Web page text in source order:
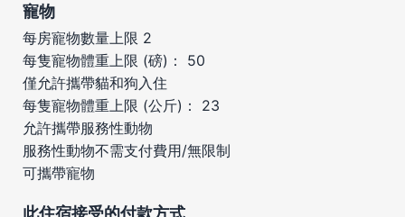
寵物
每房寵物數量上限 2
每隻寵物體重上限 (磅)： 50
僅允許攜帶貓和狗入住
每隻寵物體重上限 (公斤)： 23
允許攜帶服務性動物
服務性動物不需支付費用/無限制
可攜帶寵物
此住宿接受的付款方式